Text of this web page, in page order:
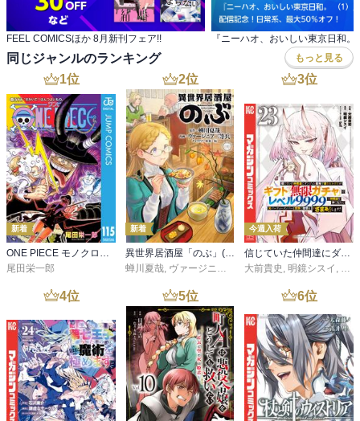
FEEL COMICSほか 8月新刊フェア!!
同じジャンルのランキング もっと見る
1位
新着
尾田栄一郎
2位
新着
蝉川夏哉 ヴァージニア二等兵 ,転
3位
今週入荷
大前貴史 明鏡シスイ
4位 5位 6位